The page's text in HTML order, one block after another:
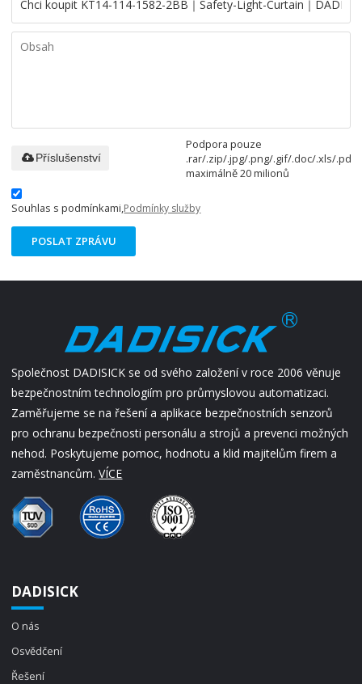
Podpora pouze
.rar/.zip/.jpg/.png/.gif/.doc/.xls/.pdf,
maximálně 20 milionů
Příslušenství
Souhlas s podmínkami,Podmínky služby
POSLAT ZPRÁVU
Společnost DADISICK se od svého založení v roce 2006 věnuje
bezpečnostním technologiím pro průmyslovou automatizaci.
Zaměřujeme se na řešení a aplikace bezpečnostních senzorů
pro ochranu bezpečnosti personálu a strojů a prevenci možných
nehod. Poskytujeme pomoc, hodnotu a klid majitelům firem a
zaměstnancům.VÍCE
DADISICK
O nás
Osvědčení
Řešení